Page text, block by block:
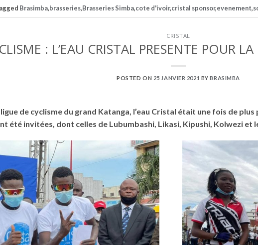
Brasimba,brasseries,Brasseries Simba,cote d'ivoir,cristal sponsor,evenement,
CRISTAL
: L’EAU CRISTAL PRESENTE POUR
POSTED ON 25 JANVIER 2021 BYBRASIMBA
de cyclisme du grand Katanga, l’eau Cristal était une fois de
été invitées, dont celles de Lubumbashi, Likasi, Kipushi, Kolwezi et